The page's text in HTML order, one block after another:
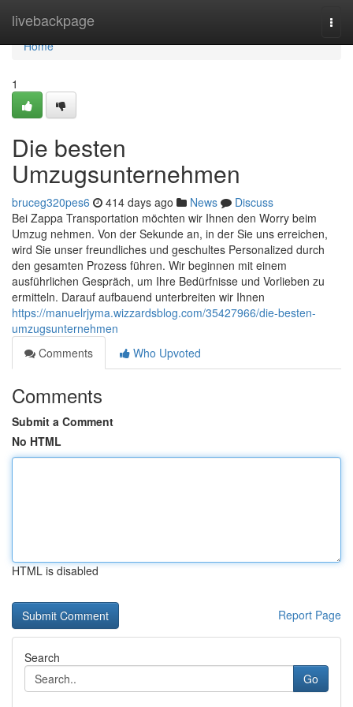
livebackpage
Home
Home
1
Die besten
Umzugsunternehmen
bruceg320pes6 414 days ago News
Discuss
Bei Zappa Transportation möchten wir Ihnen den Worry beim
Umzug nehmen. Von der Sekunde an, in der Sie uns erreichen,
wird Sie unser freundliches und geschultes Personalized durch
den gesamten Prozess führen. Wir beginnen mit einem
ausführlichen Gespräch, um Ihre Bedürfnisse und Vorlieben zu
ermitteln. Darauf aufbauend unterbreiten wir Ihnen
https://manuelrjyma.wizzardsblog.com/35427966/die-besten-
umzugsunternehmen
Comments
Who Upvoted
Comments
Submit a Comment
No HTML
HTML is disabled
Report Page
Search
Go